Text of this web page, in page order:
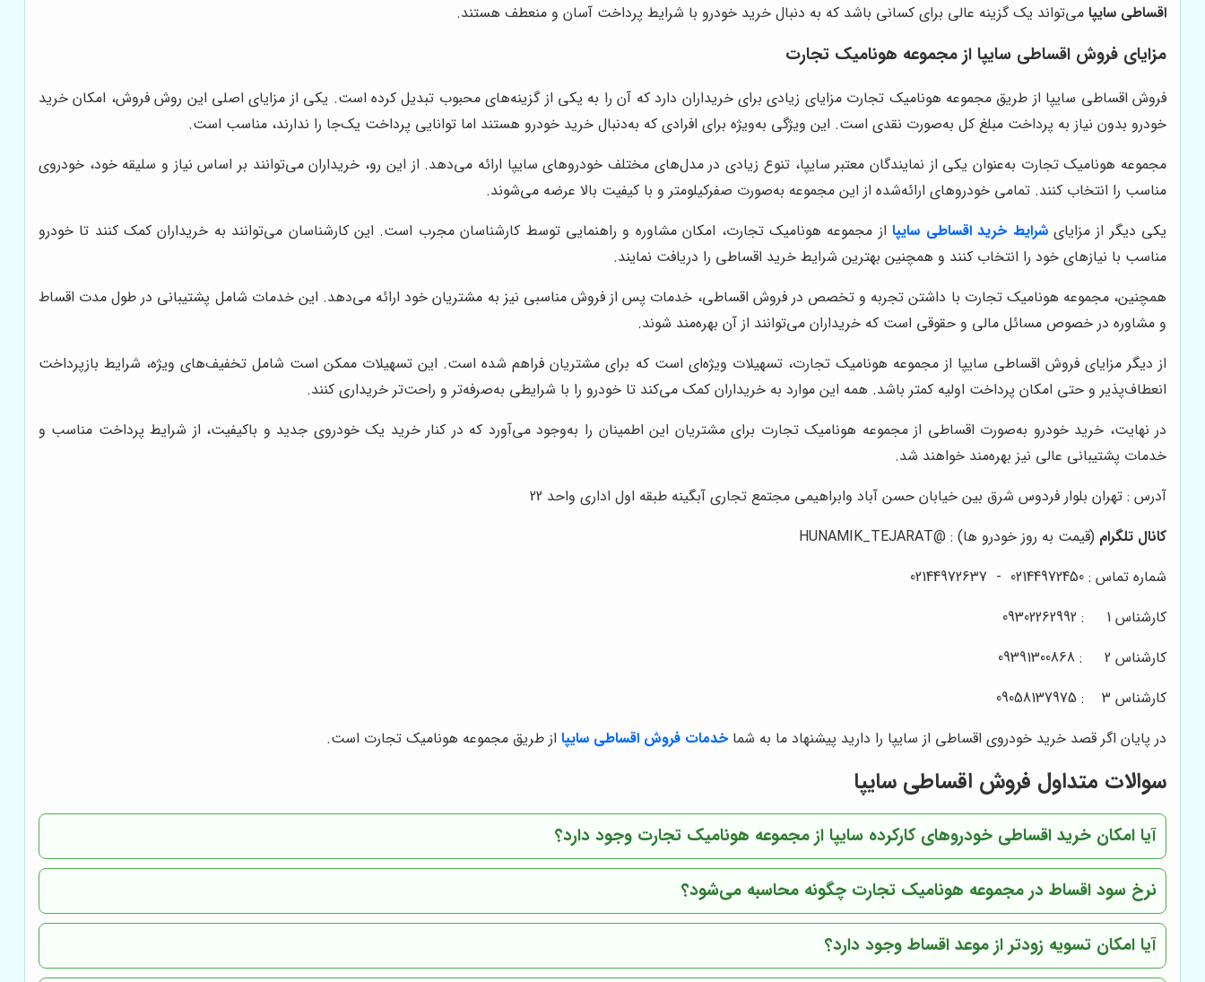
اقساطی سایپامی‌تواند یک گزینه عالی برای کسانی باشد که به دنبال خرید خودرو با شرایط پرداخت آسان و منعطف هستند.
مزایای فروش اقساطی سایپا از مجموعه هونامیک تجارت
فروش اقساطی سایپا از طریق مجموعه هونامیک تجارت مزایای زیادی برای خریداران دارد که آن را به یکی از گزینه‌های محبوب تبدیل کرده است. یکی از مزایای اصلی این روش فروش، امکان خرید
خودرو بدون نیاز به پرداخت مبلغ کل به‌صورت نقدی است. این ویژگی به‌ویژه برای افرادی که به‌دنبال خرید خودرو هستند اما توانایی پرداخت یک‌جا را ندارند، مناسب است.
مجموعه هونامیک تجارت به‌عنوان یکی از نمایندگان معتبر سایپا، تنوع زیادی در مدل‌های مختلف خودروهای سایپا ارائه می‌دهد. از این رو، خریداران می‌توانند بر اساس نیاز و سلیقه خود، خودروی
مناسب را انتخاب کنند. تمامی خودروهای ارائه‌شده از این مجموعه به‌صورت صفرکیلومتر و با کیفیت بالا عرضه می‌شوند.
یکی دیگر از مزایایشرایط خرید اقساطی سایپااز مجموعه هونامیک تجارت، امکان مشاوره و راهنمایی توسط کارشناسان مجرب است. این کارشناسان می‌توانند به خریداران کمک کنند تا خودرو
مناسب با نیازهای خود را انتخاب کنند و همچنین بهترین شرایط خرید اقساطی را دریافت نمایند.
همچنین، مجموعه هونامیک تجارت با داشتن تجربه و تخصص در فروش اقساطی، خدمات پس از فروش مناسبی نیز به مشتریان خود ارائه می‌دهد. این خدمات شامل پشتیبانی در طول مدت اقساط
و مشاوره در خصوص مسائل مالی و حقوقی است که خریداران می‌توانند از آن بهره‌مند شوند.
از دیگر مزایای فروش اقساطی سایپا از مجموعه هونامیک تجارت، تسهیلات ویژه‌ای است که برای مشتریان فراهم شده است. این تسهیلات ممکن است شامل تخفیف‌های ویژه، شرایط بازپرداخت
انعطاف‌پذیر و حتی امکان پرداخت اولیه کمتر باشد. همه این موارد به خریداران کمک می‌کند تا خودرو را با شرایطی به‌صرفه‌تر و راحت‌تر خریداری کنند.
در نهایت، خرید خودرو به‌صورت اقساطی از مجموعه هونامیک تجارت برای مشتریان این اطمینان را به‌وجود می‌آورد که در کنار خرید یک خودروی جدید و باکیفیت، از شرایط پرداخت مناسب و
خدمات پشتیبانی عالی نیز بهره‌مند خواهند شد.
آدرس : تهران بلوار فردوس شرق بین خیابان حسن آباد وابراهیمی مجتمع تجاری آبگینه طبقه اول اداری واحد 22
کانال تلگرام (قیمت به روز خودرو ها) : @HUNAMIK_TEJARAT
شماره تماس : 02144972450
-
02144972637
کارشناس 1 :
09302262992
کارشناس 2 :
09391300868
کارشناس 3 :
09058137975
در پایان اگر قصد خرید خودروی اقساطی از سایپا را دارید پیشنهاد ما به شما خدمات فروش اقساطی سایپااز طریق مجموعه هونامیک تجارت است.
سوالات متداول فروش اقساطی سایپا
آیا امکان خرید اقساطی خودروهای کارکرده سایپا از مجموعه هونامیک تجارت وجود دارد؟
نرخ سود اقساط در مجموعه هونامیک تجارت چگونه محاسبه می‌شود؟
آیا امکان تسویه زودتر از موعد اقساط وجود دارد؟